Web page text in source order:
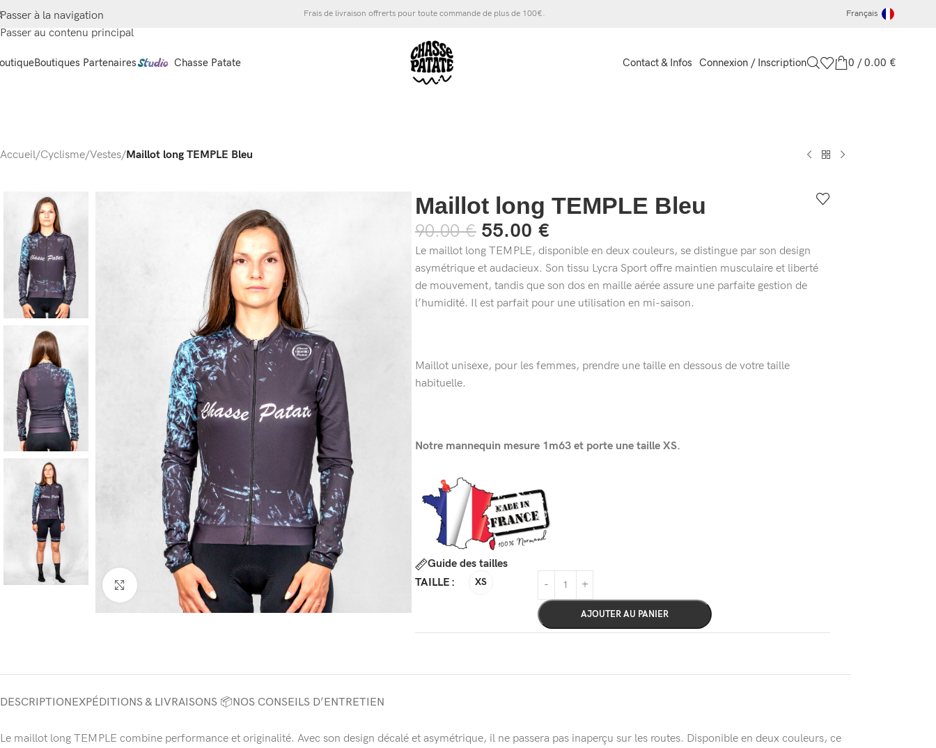
Passer à la navigation
Passer au contenu principal
Frais de livraison offrerts pour toute commande de plus de 100€. Français
Boutiques Partenaires Chasse Patate Contact & Infos Connexion / Inscription 0 / 0.00 €
Accueil/Cyclisme/Vestes/Maillot long TEMPLE Bleu
Cliquez pour agrandir
Maillot long TEMPLE Bleu
90.00€ 55.00 €
Le maillot long TEMPLE, disponible en deux couleurs, se distingue par son design
asymétrique et audacieux. Son tissu Lycra Sport offre maintien musculaire et liberté
de mouvement, tandis que son dos en maille aérée assure une parfaite gestion de
l’humidité. Il est parfait pour une utilisation en mi-saison.
Maillot unisexe, pour les femmes, prendre une taille en dessous de votre taille
habituelle.
Notre mannequin mesure 1m63 et porte une taille XS.
Guide des tailles
TAILLE
XS
AJOUTER AU PANIER
DESCRIPTIONEXPÉDITIONS & LIVRAISONS 📦NOS CONSEILS D’ENTRETIEN
Le maillot long TEMPLE combine performance et originalité. Avec son design décalé et asymétrique, il ne passera pas inaperçu sur les routes. Disponible en deux couleurs, ce